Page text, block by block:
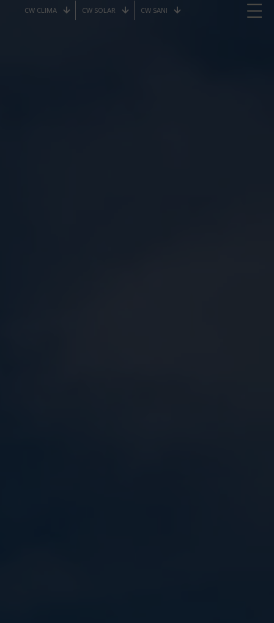
CW CLIMA CW SOLAR CW SANI